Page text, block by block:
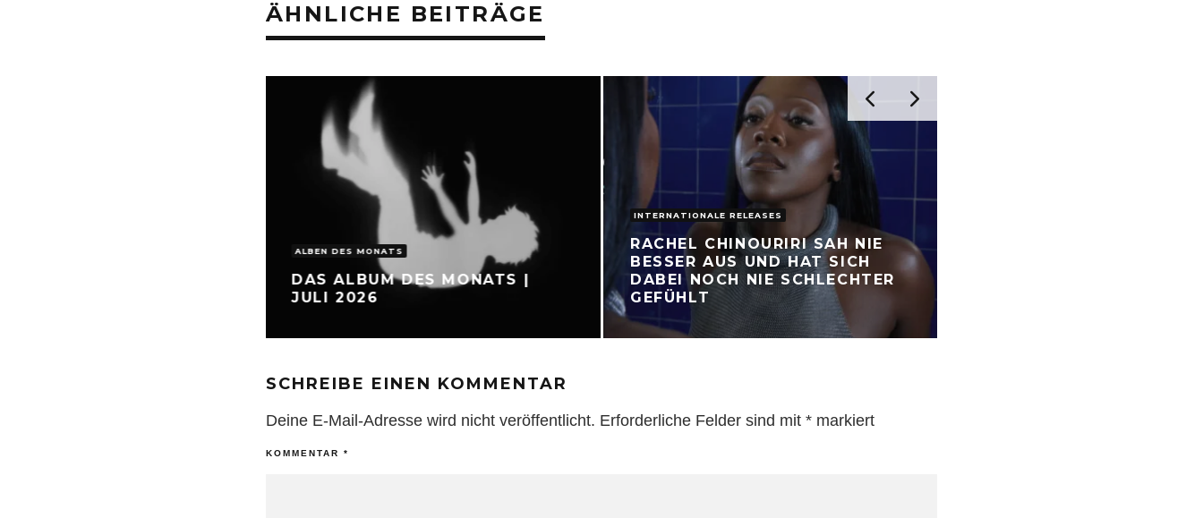
ÄHNLICHE BEITRÄGE
ALBEN DES MONATS
DAS ALBUM DES MONATS |
JULI 2026
INTERNATIONALE RELEASES
RACHEL CHINOURIRI SAH NIE
BESSER AUS UND HAT SICH
DABEI NOCH NIE SCHLECHTER
GEFÜHLT
SCHREIBE EINEN KOMMENTAR
Deine E-Mail-Adresse wird nicht veröffentlicht. Erforderliche Felder sind mit * markiert
KOMMENTAR *